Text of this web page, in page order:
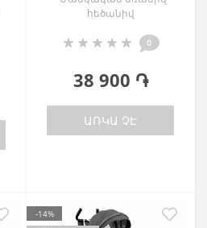
հեծանիվ
0
38 900 ֏
ԱՌԿԱ ՉԷ
-14%